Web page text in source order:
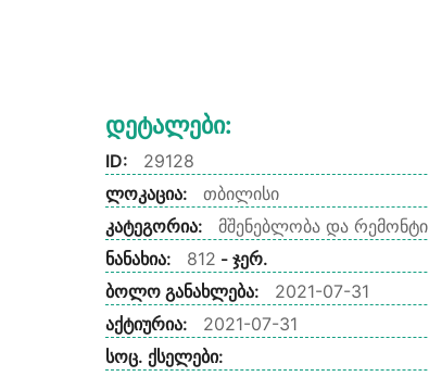
Დეტალები:
ID:
29128
ლოკაცია:
თბილისი
კატეგორია:
მშენებლობა და რემონტი
ნანახია:
812 - ჯერ.
ბოლო განახლება:
2021-07-31
აქტიურია:
2021-07-31
სოც. ქსელები: